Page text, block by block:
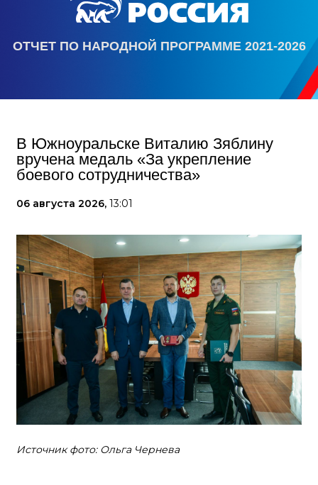
ОТЧЕТ ПО НАРОДНОЙ ПРОГРАММЕ 2021-2026
В Южноуральске Виталию Зяблину
вручена медаль «За укрепление
боевого сотрудничества»
06 августа 2026, 13:01
Источник фото: Ольга Чернева